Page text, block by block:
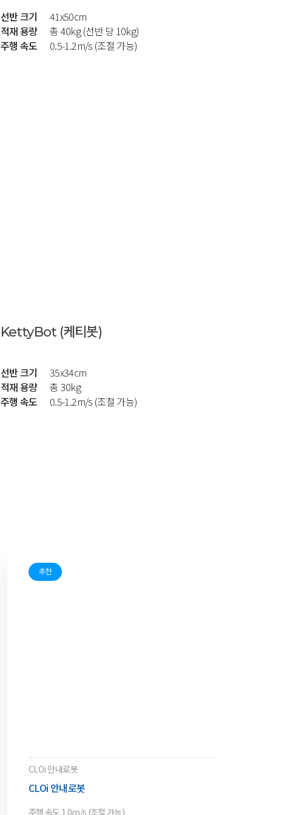
선반 크기
41x50cm
적재 용량
총 40kg (선반 당 10kg)
주행 속도
0.5-1.2m/s (조절 가능)
KettyBot (케티봇)
선반 크기
35x34cm
적재 용량
총 30kg
주행 속도
0.5-1.2m/s (조절 가능)
추천
CLOi 안내로봇
CLOi 안내로봇
주행 속도 1.0m/s (조절 가능)